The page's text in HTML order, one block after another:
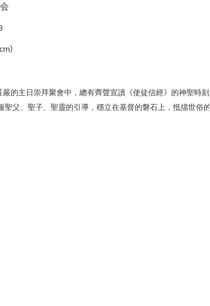
嚴的主日崇拜聚會中，總有齊聲宣讀《使徒信經》的神聖時
聖父、聖子、聖靈的引導，穩立在基督的磐石上，抵擋世俗